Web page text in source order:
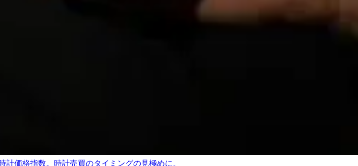
価格指数。時計売買のタイミングの見極めに。